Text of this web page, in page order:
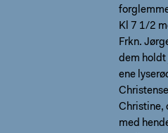
Kl 7 1/2
Frkn.
dem holdt
ene
Christine,
med